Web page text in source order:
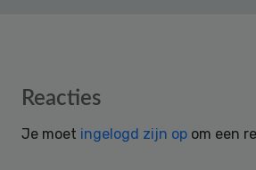
Reader
Reacties
Je moet ingelogd zijn op om een